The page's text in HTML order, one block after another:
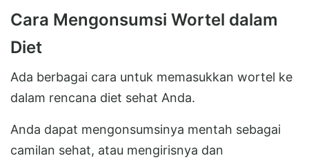
Cara Mengonsumsi Wortel dalam
Diet
Ada berbagai cara untuk memasukkan wortel ke
dalam rencana diet sehat Anda.
Anda dapat mengonsumsinya mentah sebagai
camilan sehat, atau mengirisnya dan